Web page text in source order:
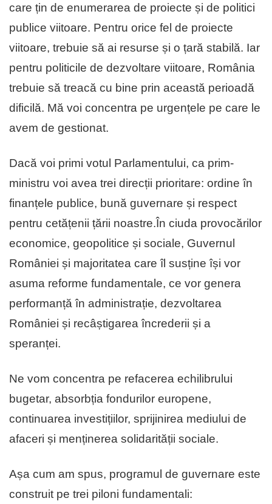
care țin de enumerarea de proiecte și de politici
publice viitoare. Pentru orice fel de proiecte
viitoare, trebuie să ai resurse și o țară stabilă. Iar
pentru politicile de dezvoltare viitoare, România
trebuie să treacă cu bine prin această perioadă
dificilă. Mă voi concentra pe urgențele pe care le
avem de gestionat.
Dacă voi primi votul Parlamentului, ca prim-
ministru voi avea trei direcții prioritare: ordine în
finanțele publice, bună guvernare și respect
pentru cetățenii țării noastre.În ciuda provocărilor
economice, geopolitice și sociale, Guvernul
României și majoritatea care îl susține își vor
asuma reforme fundamentale, ce vor genera
performanță în administrație, dezvoltarea
României și recâștigarea încrederii și a
speranței.
Ne vom concentra pe refacerea echilibrului
bugetar, absorbția fondurilor europene,
continuarea investițiilor, sprijinirea mediului de
afaceri și menținerea solidarității sociale.
Așa cum am spus, programul de guvernare este
construit pe trei piloni fundamentali: